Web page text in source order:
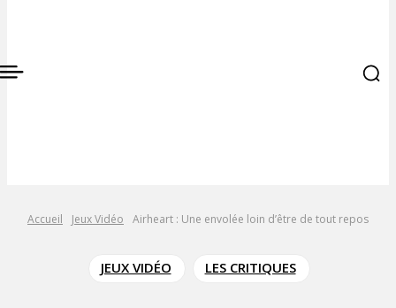
Accueil Jeux Vidéo Airheart : Une envolée loin d’être de tout repos
JEUX VIDÉO LES CRITIQUES